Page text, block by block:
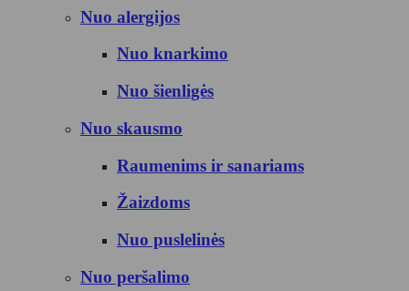
Nuo alergijos
Nuo knarkimo
Nuo šienligės
Nuo skausmo
Raumenims ir sanariams
Žaizdoms
Nuo puslelinės
Nuo peršalimo